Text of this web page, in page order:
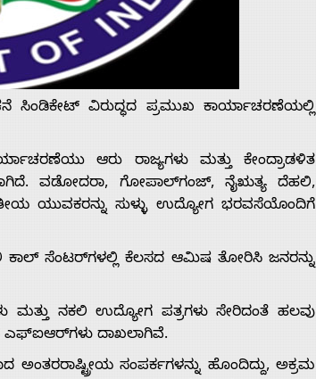
ಸಿಂಡಿಕೇಟ್ ವಿರುದ್ಧದ ಪ್ರಮುಖ ಕಾರ್ಯಾಚರಣೆಯಲ್ಲಿ
ಆರು ರಾಜ್ಯಗಳು ಮತ್ತು ಕೇಂದ್ರಾಡಳಿತ
ವಡೋದರಾ, ಗೋಪಾಲ್‌ಗಂಜ್, ನೈಋತ್ಯ ದೆಹಲಿ,
ಯುವಕರನ್ನು ಸುಳ್ಳು ಉದ್ಯೋಗ ಭರವಸೆಯೊಂದಿಗೆ
ಕಾಲ್ ಸೆಂಟರ್‌ಗಳಲ್ಲಿ ಕೆಲಸದ ಆಮಿಷ ತೋರಿಸಿ ಜನರನ್ನು
ನಕಲಿ ಉದ್ಯೋಗ ಪತ್ರಗಳು ಸೇರಿದಂತೆ ಹಲವು
ಎಫ್‌ಐಆರ್‌ಗಳು ದಾಖಲಾಗಿವೆ.
ಸಂಪರ್ಕಗಳನ್ನು ಹೊಂದಿದ್ದು, ಅಕ್ರಮ